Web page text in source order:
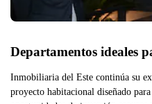
Departamentos ideales
Inmobiliaria del Este continúa su
proyecto habitacional diseñado